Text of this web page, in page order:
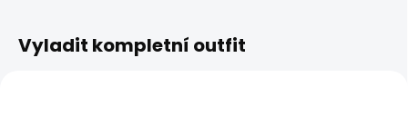
Vyladit kompletní outfit